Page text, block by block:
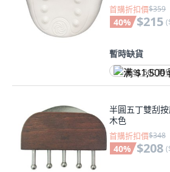
首購折扣價$359
40% $215 (
暫時缺貨
满 $1,500 再
半圓五丁雙刮
木色
首購折扣價$348
40% $208 (